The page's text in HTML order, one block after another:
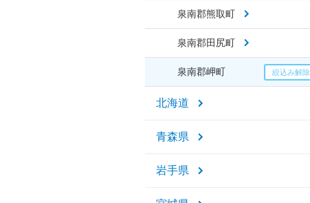
泉南郡熊取町
泉南郡田尻町
泉南郡岬町
北海道
青森県
岩手県